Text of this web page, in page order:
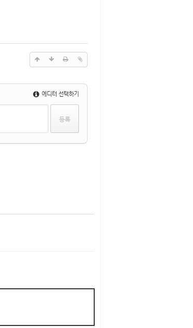
에디터 선택하기